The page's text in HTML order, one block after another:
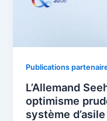
Publications
L’Allemand
optimisme
système d’asile